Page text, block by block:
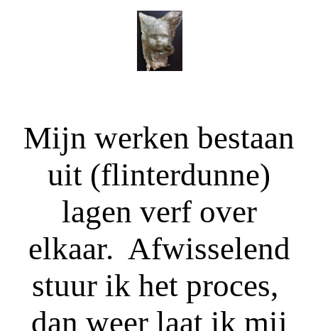
Mijn werken bestaan
uit (flinterdunne)
lagen verf over
elkaar. Afwisselend
stuur ik het proces,
dan weer laat ik mij